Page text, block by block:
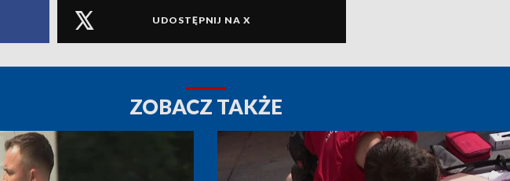
UDOSTĘPNIJ NA X
ZOBACZ TAKŻE